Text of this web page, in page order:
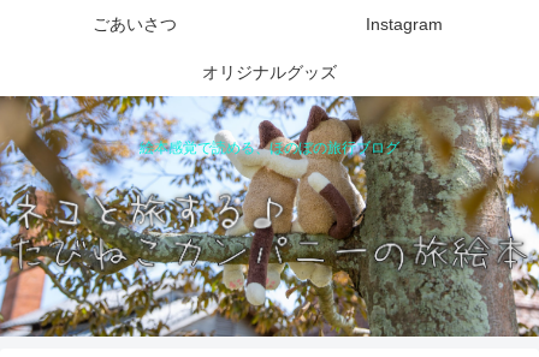
絵本感覚で読める、ほのぼの旅行ブログ
ごあいさつ Instagram
オリジナルグッズ